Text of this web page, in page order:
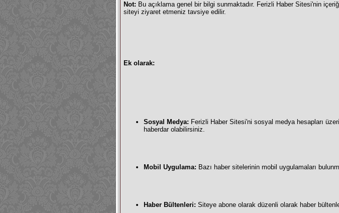
Not: Bu açıklama genel bir bilgi sunmaktadır. Ferizli Haber Sitesi'nin
siteyi ziyaret etmeniz tavsiye edilir.
Ek olarak:
Sosyal Medya: Ferizli Haber Sitesi'ni sosyal medya hesapları
haberdar olabilirsiniz.
Mobil Uygulama: Bazı haber sitelerinin mobil uygulamaları
Haber Bültenleri: Siteye abone olarak düzenli olarak haber